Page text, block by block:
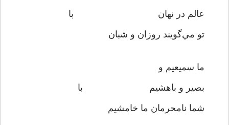
عالم در نهان با
تو مي‌گويند روزان و شبان
ما سميعيم و
بصير و باهشيم با
شما نامحرمان ما خامشيم